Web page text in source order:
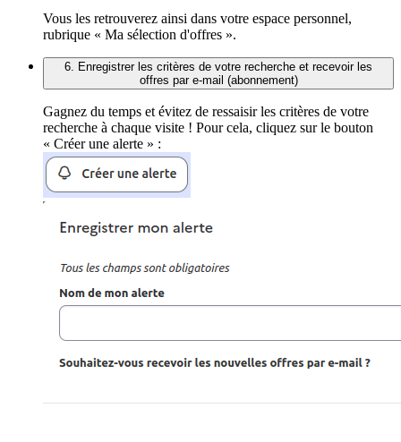
Vous les retrouverez ainsi dans votre espace personnel,
rubrique « Ma sélection d'offres ».
6. Enregistrer les critères de votre recherche et recevoir les
offres par e-mail (abonnement)
Gagnez du temps et évitez de ressaisir les critères de votre
recherche à chaque visite ! Pour cela, cliquez sur le bouton
« Créer une alerte » :